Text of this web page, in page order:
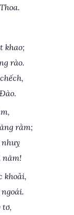
khao;
rào.
rằm;
năm!
khoải,
tơ,